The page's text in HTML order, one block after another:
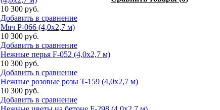
10 300 руб.
Добавить в сравнение
Мяч P-066 (4,0х2,7 м)
10 300 руб.
Добавить в сравнение
Нежные перья F-052 (4,0х2,7 м)
10 300 руб.
Добавить в сравнение
Нежные розовые розы T-159 (4,0х2,7 м)
10 300 руб.
Добавить в сравнение